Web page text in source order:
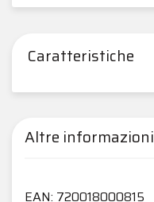
Caratteristiche
Altre informazioni
EAN: 720018000815